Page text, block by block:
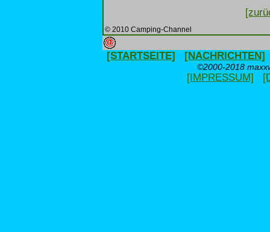
© 2010 Camping-Channel
[STARTSEITE] [NACHRICHTEN]
©2000-2018
[IMPRESSUM]